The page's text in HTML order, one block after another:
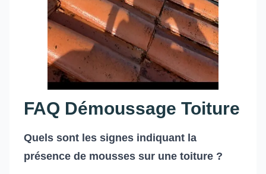
FAQ Démoussage Toiture
Quels sont les signes indiquant la
présence de mousses sur une toiture ?